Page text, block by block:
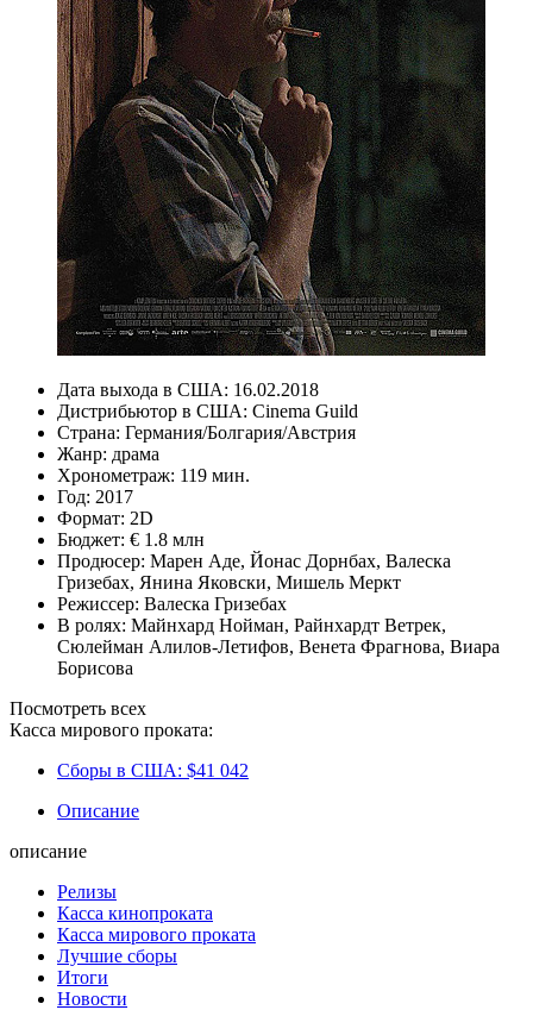
Дата выхода в США: 16.02.2018
Дистрибьютор в США: Cinema Guild
Страна: Германия/Болгария/Австрия
Жанр: драма
Хронометраж: 119 мин.
Год: 2017
Формат: 2D
Бюджет: € 1.8 млн
Продюсер: Марен Аде, Йонас Дорнбах, Валеска
Гризебах, Янина Яковски, Мишель Меркт
Режиссер: Валеска Гризебах
В ролях: Майнхард Нойман, Райнхардт Ветрек,
Сюлейман Алилов-Летифов, Венета Фрагнова, Виара
Борисова
Посмотреть всех
Касса мирового проката:
Сборы в США: $41 042
Описание
описание
Релизы
Касса кинопроката
Касса мирового проката
Лучшие сборы
Итоги
Новости